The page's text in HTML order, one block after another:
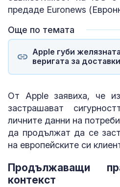
предаде Euronews
Още по темата
Apple губи
веригата за доставки
От Apple заявиха, че
застрашават
личните данни на
да продължат да се
на европейските си
Продължаващи
контекст